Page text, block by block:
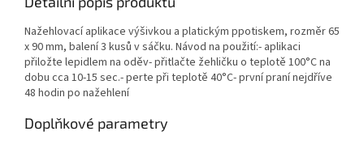
Nažehlovací aplikace výšivkou a platickým ppotiskem, rozměr 65
x 90 mm, balení 3 kusů v sáčku. Návod na použití:- aplikaci
přiložte lepidlem na oděv- přitlačte žehličku o teplotě 100°C na
dobu cca 10-15 sec.- perte při teplotě 40°C- první praní nejdříve
48 hodin po nažehlení
Doplňkové parametry